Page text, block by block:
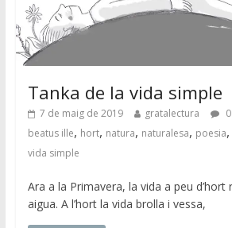
Tanka de la vida simple
7 de maig de 2019 gratalectura
beatus ille, hort, natura, naturalesa, poesia,
vida simple
Ara a la Primavera, la vida a peu d’hort
aigua. A l’hort la vida brolla i vessa,